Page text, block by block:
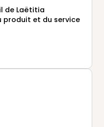
de Laëtitia
produit et du service